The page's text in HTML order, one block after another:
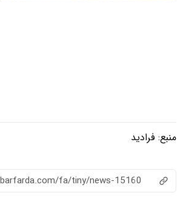
منبع: فرادید
fa/tiny/news-15160